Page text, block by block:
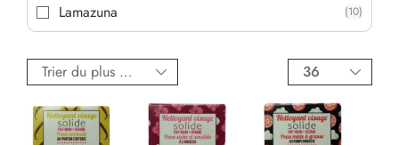
Lamazuna (10)